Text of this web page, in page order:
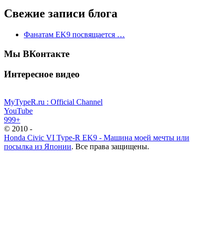
Свежие записи блога
Фанатам EK9 посвящается …
Мы ВКонтакте
Интересное видео
MyTypeR.ru : Official Channel
YouTube
999+
© 2010 -
Honda Civic VI Type-R EK9 - Машина моей мечты или
посылка из Японии. Все права защищены.